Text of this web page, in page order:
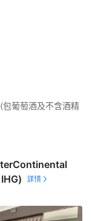
葡萄酒及不含酒精